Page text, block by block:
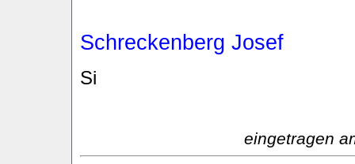
Schreckenberg Josef
Si
eingetragen